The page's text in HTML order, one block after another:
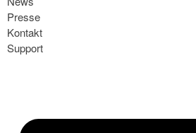
Presse
Kontakt
Support